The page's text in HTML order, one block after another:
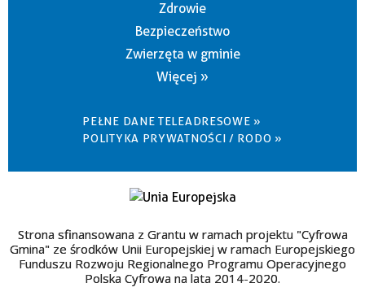
Zdrowie
Bezpieczeństwo
Zwierzęta w gminie
Więcej »
PEŁNE DANE TELEADRESOWE »
POLITYKA PRYWATNOŚCI / RODO »
Strona sfinansowana z Grantu w ramach projektu "Cyfrowa
Gmina" ze środków Unii Europejskiej w ramach Europejskiego
Funduszu Rozwoju Regionalnego Programu Operacyjnego
Polska Cyfrowa na lata 2014-2020.